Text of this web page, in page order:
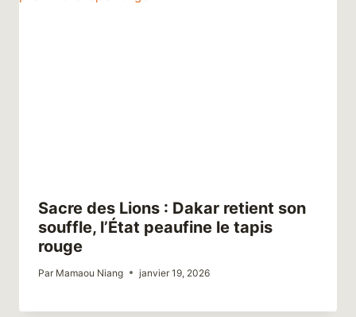
​Sacre des Lions : Dakar retient son
souffle, l’État peaufine le tapis
rouge
Par Mamaou Niang janvier 19, 2026